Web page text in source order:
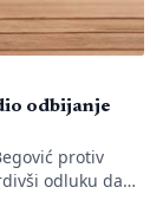
odbijanje
protiv
odluku da
rad